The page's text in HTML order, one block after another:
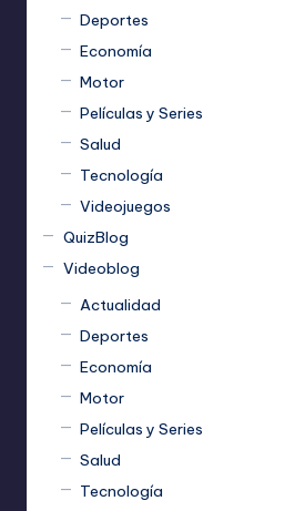
Deportes
Economía
Motor
Películas y Series
Salud
Tecnología
Videojuegos
QuizBlog
Videoblog
Actualidad
Deportes
Economía
Motor
Películas y Series
Salud
Tecnología